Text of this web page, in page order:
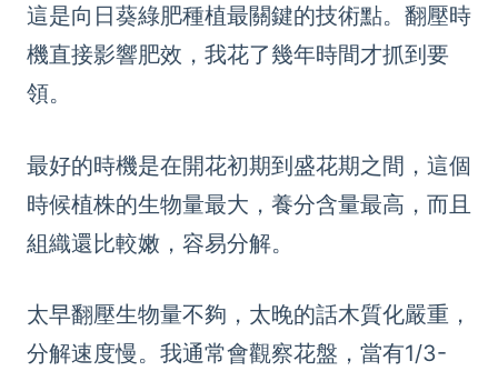
這是向日葵綠肥種植最關鍵的技術點。翻壓時
機直接影響肥效，我花了幾年時間才抓到要
領。
最好的時機是在開花初期到盛花期之間，這個
時候植株的生物量最大，養分含量最高，而且
組織還比較嫩，容易分解。
太早翻壓生物量不夠，太晚的話木質化嚴重，
分解速度慢。我通常會觀察花盤，當有1/3-